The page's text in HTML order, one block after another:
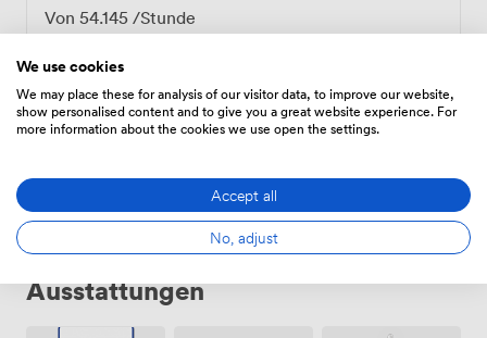
Von 54.145 /Stunde
Tägliche
Ausstattungen
We use cookies
We may place these for analysis of our visitor data, to improve our website,
show personalised content and to give you a great website experience. For
more information about the cookies we use open the settings.
Accept all
No, adjust